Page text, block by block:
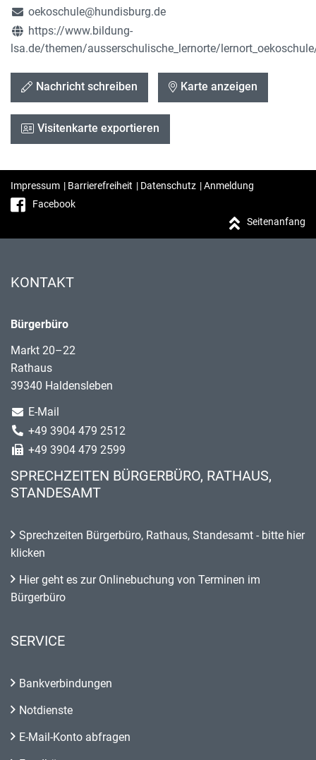
oekoschule@hundisburg.de
https://www.bildung-
lsa.de/themen/ausserschulische_lernorte/
Nachricht schreiben Karte anzeigen
Visitenkarte exportieren
Impressum | Barrierefreiheit | Datenschutz |Anmeldung
Facebook
Seitenanfang
KONTAKT
Bürgerbüro
Markt 20–22
Rathaus
39340 Haldensleben
E-Mail
+49 3904 479 2512
+49 3904 479 2599
SPRECHZEITEN BÜRGERBÜRO, RATHAUS,
STANDESAMT
Sprechzeiten Bürgerbüro, Rathaus, Standesamt - bitte hier
klicken
Hier geht es zur Onlinebuchung von Terminen im
Bürgerbüro
SERVICE
Bankverbindungen
Notdienste
E-Mail-Konto abfragen